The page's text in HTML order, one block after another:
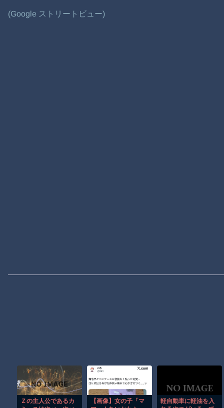
(Google ストリートビュー)
Ｚの主人公であるカ
【画像】女の子「マ
軽自動車に軽油を入